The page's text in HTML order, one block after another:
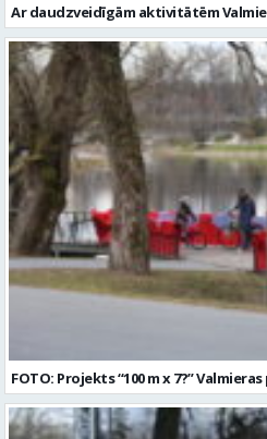
Ar daudzveidīgām aktivitātēm
FOTO: Projekts “100 m x 7?”